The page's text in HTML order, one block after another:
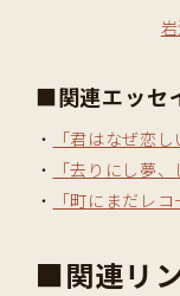
■関連エッセ
・
「君はなぜ恋し
・
「去りにし夢、
・
「町にまだレ
■関連リ